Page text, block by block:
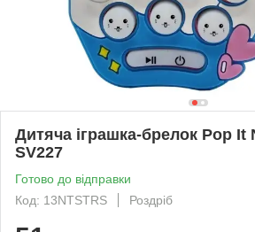
Дитяча іграшка-брелок Pop It
SV227
Готово до відправки
Код: 13NTSTRS
Роздріб